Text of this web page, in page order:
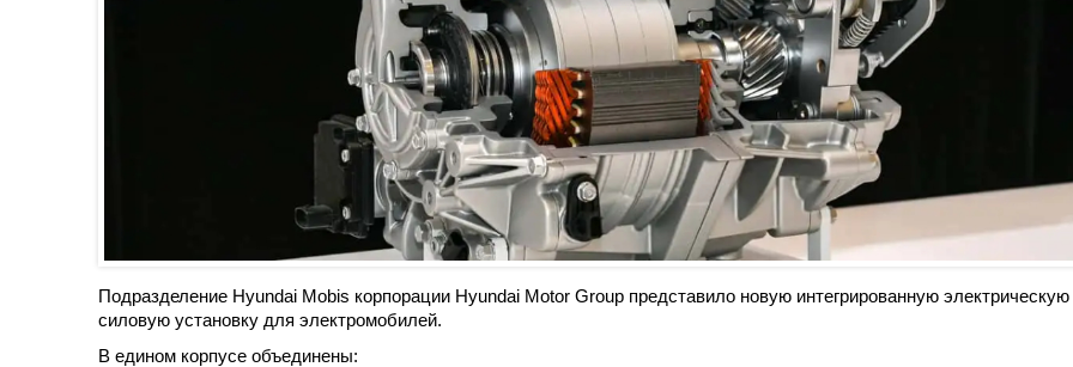
Подразделение Hyundai Mobis корпорации Hyundai Motor Group представило новую интегрированную электрическую
силовую установку для электромобилей.
В едином корпусе объединены: